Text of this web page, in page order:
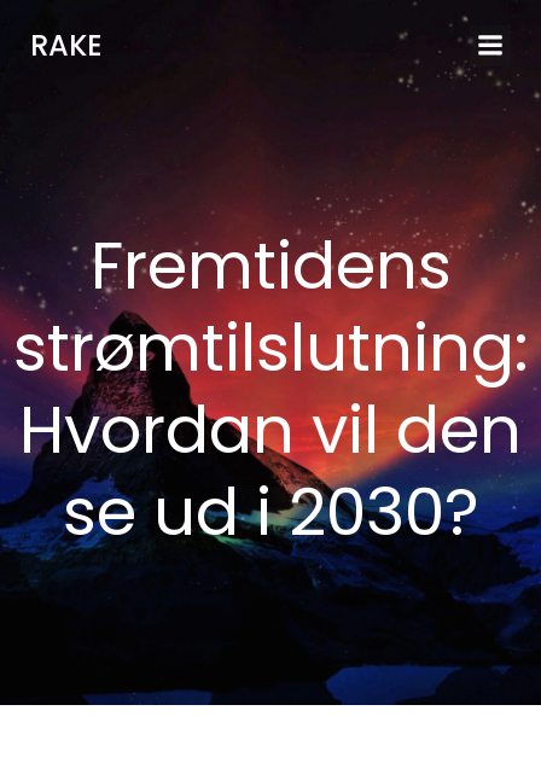
RAKE
Fremtidens
strømtilslutning:
Hvordan vil den
se ud i 2030?